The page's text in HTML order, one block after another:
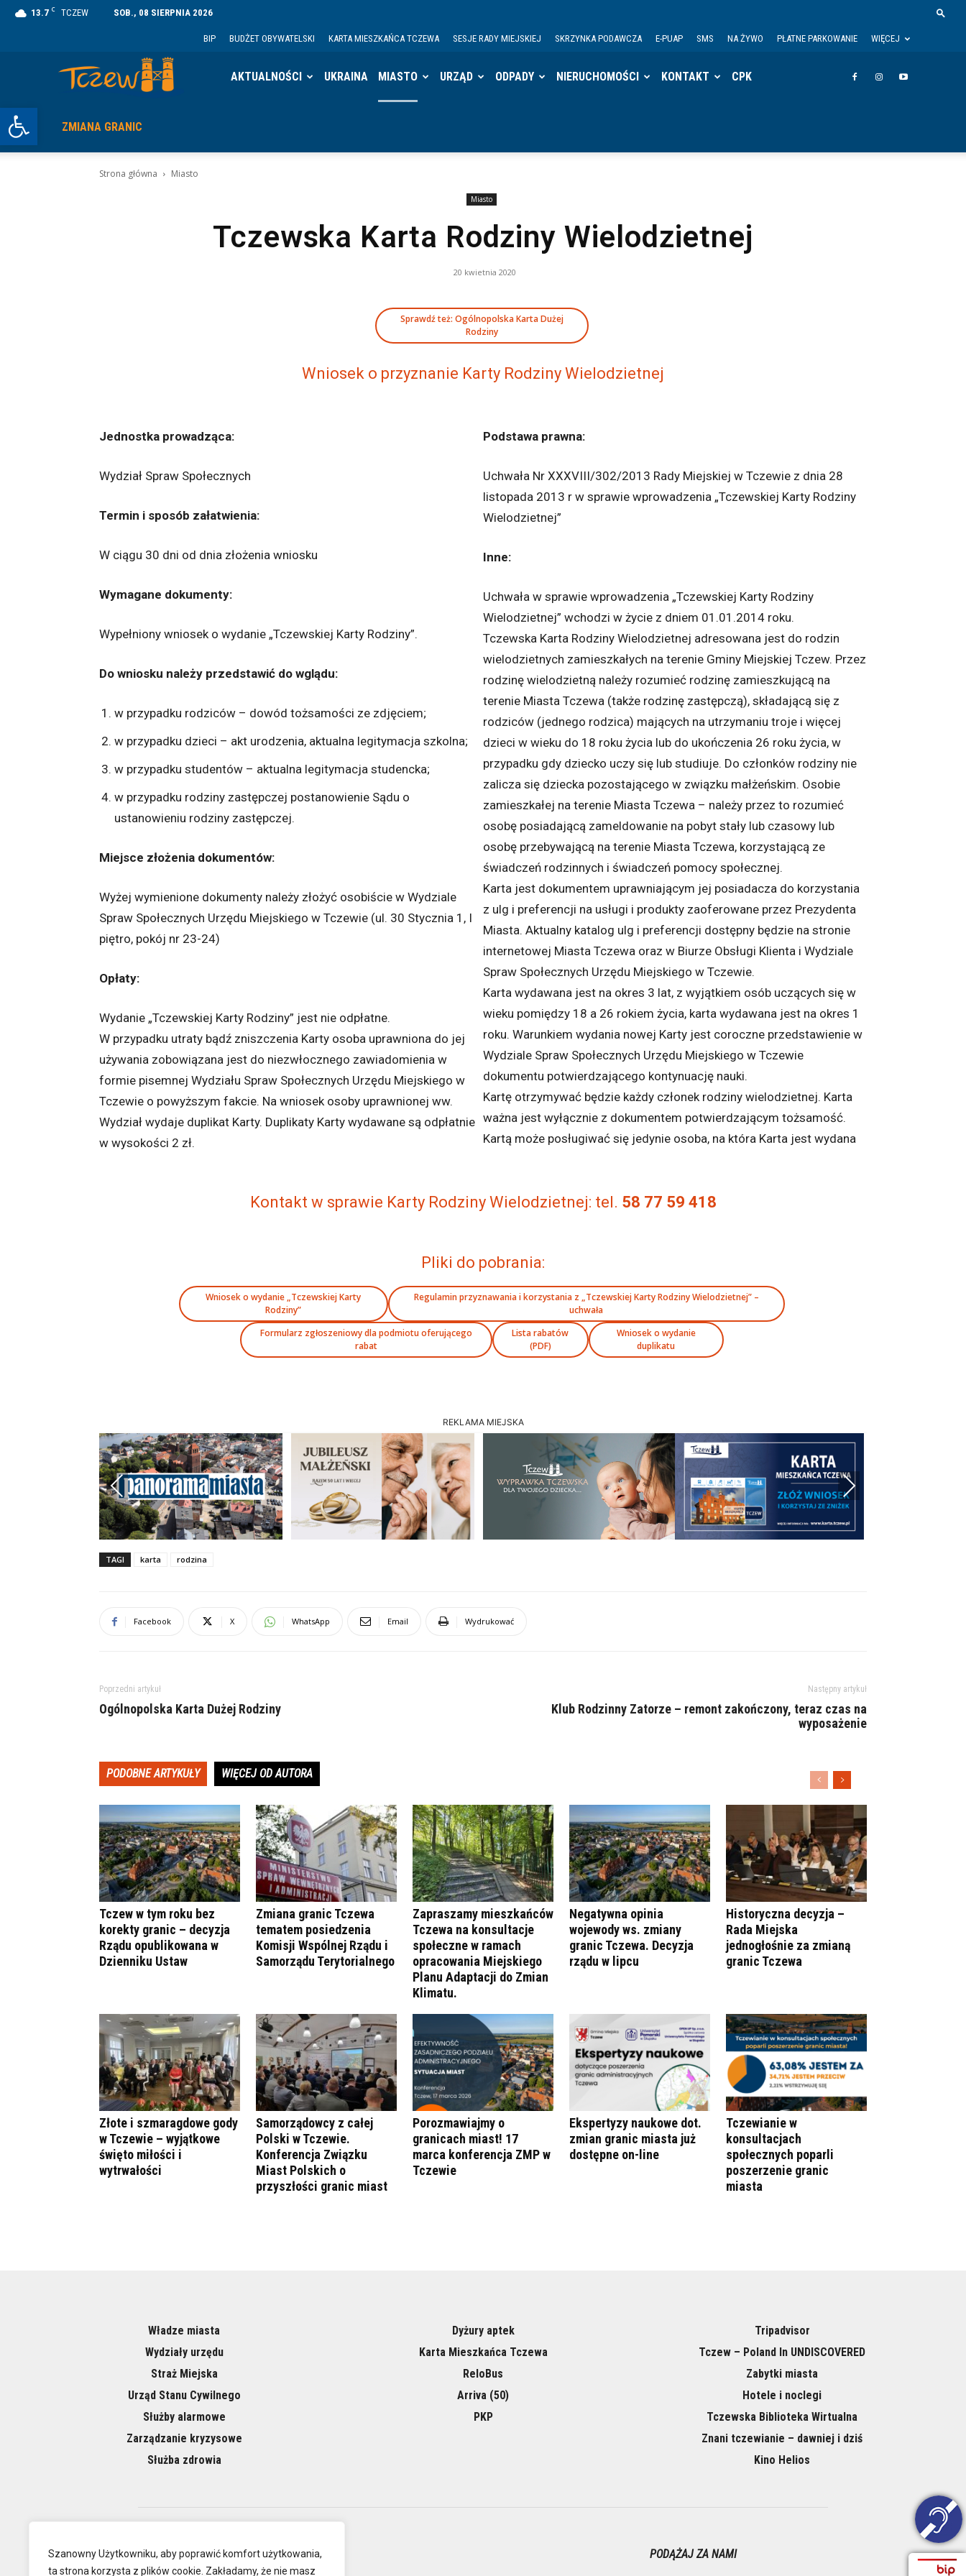
Otwórz pasek narzędzi
Szanowny Użytkowniku, aby poprawić komfort użytkowania,
ta strona korzysta z plików cookie. Zakładamy, że nie masz
13.7 C TCZEW SOB., 08 SIERPNIA 2026
BIP BUDŻET OBYWATELSKI KARTA MIESZKAŃCA TCZEWA SESJE RADY MIEJSKIEJ SKRZYNKA PODAWCZA E-PUAP SMS NA ŻYWO PŁATNE PARKOWANIE WIĘCEJ
AKTUALNOŚCI UKRAINA MIASTO URZĄD ODPADY NIERUCHOMOŚCI KONTAKT CPK
ZMIANA GRANIC
Strona główna Miasto
Miasto
Tczewska Karta Rodziny Wielodzietnej
20 kwietnia 2020
Sprawdź też: Ogólnopolska Karta Dużej
Rodziny
Wniosek o przyznanie Karty Rodziny Wielodzietnej
Jednostka prowadząca:
Wydział Spraw Społecznych
Termin i sposób załatwienia:
W ciągu 30 dni od dnia złożenia wniosku
Wymagane dokumenty:
Wypełniony wniosek o wydanie „Tczewskiej Karty Rodziny”.
Do wniosku należy przedstawić do wglądu:
w przypadku rodziców – dowód tożsamości ze zdjęciem;
w przypadku dzieci – akt urodzenia, aktualna legitymacja szkolna;
w przypadku studentów – aktualna legitymacja studencka;
w przypadku rodziny zastępczej postanowienie Sądu o
ustanowieniu rodziny zastępczej.
Miejsce złożenia dokumentów:
Wyżej wymienione dokumenty należy złożyć osobiście w Wydziale
Spraw Społecznych Urzędu Miejskiego w Tczewie (ul. 30 Stycznia 1, I
piętro, pokój nr 23-24)
Opłaty:
Wydanie „Tczewskiej Karty Rodziny” jest nie odpłatne.
W przypadku utraty bądź zniszczenia Karty osoba uprawniona do jej
używania zobowiązana jest do niezwłocznego zawiadomienia w
formie pisemnej Wydziału Spraw Społecznych Urzędu Miejskiego w
Tczewie o powyższym fakcie. Na wniosek osoby uprawnionej ww.
Wydział wydaje duplikat Karty. Duplikaty Karty wydawane są odpłatnie
w wysokości 2 zł.
Podstawa prawna:
Uchwała Nr XXXVIII/302/2013 Rady Miejskiej w Tczewie z dnia 28
listopada 2013 r w sprawie wprowadzenia „Tczewskiej Karty Rodziny
Wielodzietnej”
Inne:
Uchwała w sprawie wprowadzenia „Tczewskiej Karty Rodziny
Wielodzietnej” wchodzi w życie z dniem 01.01.2014 roku.
Tczewska Karta Rodziny Wielodzietnej adresowana jest do rodzin
wielodzietnych zamieszkałych na terenie Gminy Miejskiej Tczew. Przez
rodzinę wielodzietną należy rozumieć rodzinę zamieszkującą na
terenie Miasta Tczewa (także rodzinę zastępczą), składającą się z
rodziców (jednego rodzica) mających na utrzymaniu troje i więcej
dzieci w wieku do 18 roku życia lub do ukończenia 26 roku życia, w
przypadku gdy dziecko uczy się lub studiuje. Do członków rodziny nie
zalicza się dziecka pozostającego w związku małżeńskim. Osobie
zamieszkałej na terenie Miasta Tczewa – należy przez to rozumieć
osobę posiadającą zameldowanie na pobyt stały lub czasowy lub
osobę przebywającą na terenie Miasta Tczewa, korzystającą ze
świadczeń rodzinnych i świadczeń pomocy społecznej.
Karta jest dokumentem uprawniającym jej posiadacza do korzystania
z ulg i preferencji na usługi i produkty zaoferowane przez Prezydenta
Miasta. Aktualny katalog ulg i preferencji dostępny będzie na stronie
internetowej Miasta Tczewa oraz w Biurze Obsługi Klienta i Wydziale
Spraw Społecznych Urzędu Miejskiego w Tczewie.
Karta wydawana jest na okres 3 lat, z wyjątkiem osób uczących się w
wieku pomiędzy 18 a 26 rokiem życia, karta wydawana jest na okres 1
roku. Warunkiem wydania nowej Karty jest coroczne przedstawienie w
Wydziale Spraw Społecznych Urzędu Miejskiego w Tczewie
dokumentu potwierdzającego kontynuację nauki.
Kartę otrzymywać będzie każdy członek rodziny wielodzietnej. Karta
ważna jest wyłącznie z dokumentem potwierdzającym tożsamość.
Kartą może posługiwać się jedynie osoba, na która Karta jest wydana
Kontakt w sprawie Karty Rodziny Wielodzietnej: tel. 58 77 59 418
Pliki do pobrania:
Wniosek o wydanie „Tczewskiej Karty
Rodziny”
Regulamin przyznawania i korzystania z „Tczewskiej Karty Rodziny Wielodzietnej” –
uchwała
Formularz zgłoszeniowy dla podmiotu oferującego
rabat
Lista rabatów
(PDF)
Wniosek o wydanie
duplikatu
REKLAMA MIEJSKA
Previous Next
TAGI karta rodzina
Facebook X WhatsApp Email Wydrukować
Poprzedni artykuł
Ogólnopolska Karta Dużej Rodziny
Następny artykuł
Klub Rodzinny Zatorze – remont zakończony, teraz czas na
wyposażenie
PODOBNE ARTYKUŁY WIĘCEJ OD AUTORA
Tczew w tym roku bez
korekty granic – decyzja
Rządu opublikowana w
Dzienniku Ustaw
Zmiana granic Tczewa
tematem posiedzenia
Komisji Wspólnej Rządu i
Samorządu Terytorialnego
Zapraszamy mieszkańców
Tczewa na konsultacje
społeczne w ramach
opracowania Miejskiego
Planu Adaptacji do Zmian
Klimatu.
Negatywna opinia
wojewody ws. zmiany
granic Tczewa. Decyzja
rządu w lipcu
Historyczna decyzja –
Rada Miejska
jednogłośnie za zmianą
granic Tczewa
Złote i szmaragdowe gody
w Tczewie – wyjątkowe
święto miłości i
wytrwałości
Samorządowcy z całej
Polski w Tczewie.
Konferencja Związku
Miast Polskich o
przyszłości granic miast
Porozmawiajmy o
granicach miast! 17
marca konferencja ZMP w
Tczewie
Ekspertyzy naukowe dot.
zmian granic miasta już
dostępne on-line
Tczewianie w
konsultacjach
społecznych poparli
poszerzenie granic
miasta
Władze miasta
Wydziały urzędu
Straż Miejska
Urząd Stanu Cywilnego
Służby alarmowe
Zarządzanie kryzysowe
Służba zdrowia
Dyżury aptek
Karta Mieszkańca Tczewa
ReloBus
Arriva (50)
PKP
Tripadvisor
Tczew – Poland In UNDISCOVERED
Zabytki miasta
Hotele i noclegi
Tczewska Biblioteka Wirtualna
Znani tczewianie – dawniej i dziś
Kino Helios
O NAS PODĄŻAJ ZA NAMI